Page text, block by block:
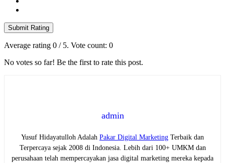
Submit Rating
Average rating 0 / 5. Vote count: 0
No votes so far! Be the first to rate this post.
admin
Yusuf Hidayatulloh Adalah Pakar Digital Marketing Terbaik dan
Terpercaya sejak 2008 di Indonesia. Lebih dari 100+ UMKM dan
perusahaan telah mempercayakan jasa digital marketing mereka kepada